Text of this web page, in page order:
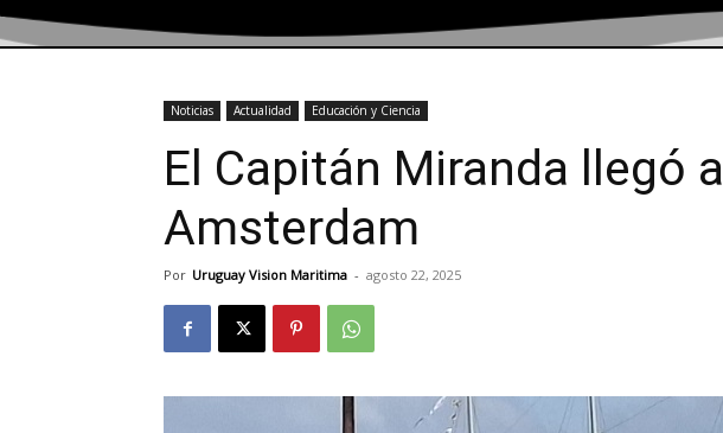
Noticias Actualidad Educación y Ciencia
El Capitán Miranda llegó a
Amsterdam
Por Uruguay Vision Maritima - agosto 22, 2025